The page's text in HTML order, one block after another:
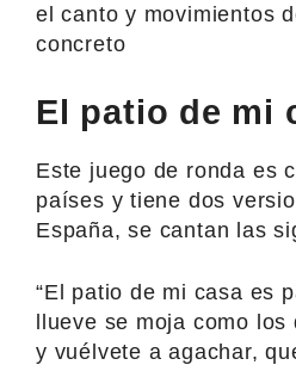
el canto y movimientos
concreto
El patio de mi
Este juego de ronda es
países y tiene dos
España, se cantan las
“El patio de mi casa es
llueve se moja como los
y vuélvete a agachar,